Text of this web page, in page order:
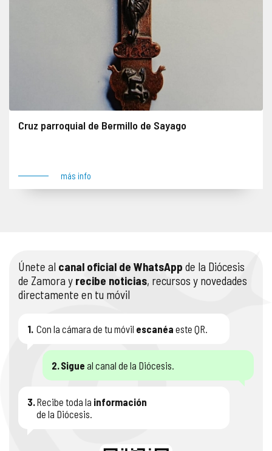
Cruz parroquial de Bermillo de Sayago
más info
Únete al canal oficial de WhatsApp de la Diócesis
de Zamora y recibe noticias, recursos y novedades
directamente en tu móvil
1. Con la cámara de tu móvil escanéa este QR.
2. Sigue al canal de la Diócesis.
3. Recibe toda la información
de la Diócesis.